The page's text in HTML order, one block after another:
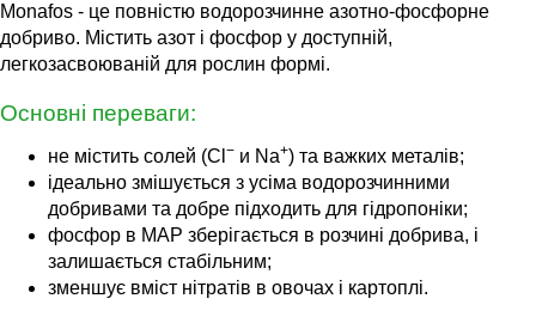
Monafos - це повністю водорозчинне азотно-фосфорне
добриво. Містить азот і фосфор у доступній,
легкозасвоюваній для рослин формі.
Основні переваги:
не містить солей (Cl − и Na+) та важких металів;
ідеально змішується з усіма водорозчинними
добривами та добре підходить для гідропоніки;
фосфор в МАР зберігається в розчині добрива, і
залишається стабільним;
зменшує вміст нітратів в овочах і картоплі.